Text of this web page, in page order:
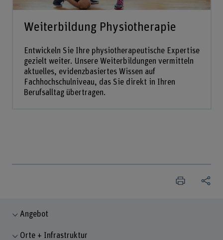
Weiterbildung Physiotherapie
Entwickeln Sie Ihre physiotherapeutische Expertise
gezielt weiter. Unsere Weiterbildungen vermitteln
aktuelles, evidenzbasiertes Wissen auf
Fachhochschulniveau, das Sie direkt in Ihren
Berufsalltag übertragen.
Angebot
Orte + Infrastruktur